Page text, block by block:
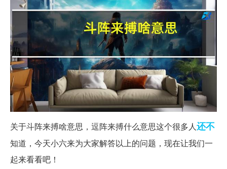
关于斗阵来搏啥意思，逗阵来搏什么意思这个很多人还不
知道，今天小六来为大家解答以上的问题，现在让我们一
起来看看吧！